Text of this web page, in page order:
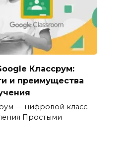
Классрум:
и преимущества
— цифровой класс
Простыми